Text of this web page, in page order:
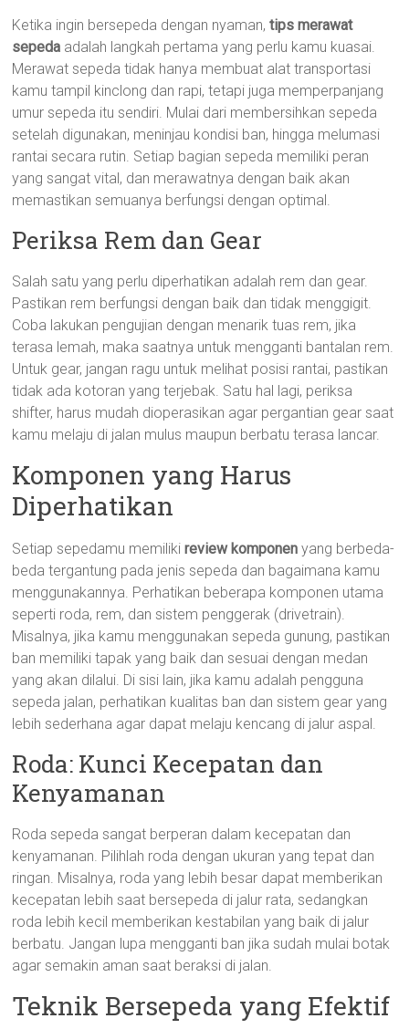
Ketika ingin bersepeda dengan nyaman,tips merawat
sepeda adalah langkah pertama yang perlu kamu kuasai.
Merawat sepeda tidak hanya membuat alat transportasi
kamu tampil kinclong dan rapi, tetapi juga memperpanjang
umur sepeda itu sendiri. Mulai dari membersihkan sepeda
setelah digunakan, meninjau kondisi ban, hingga melumasi
rantai secara rutin. Setiap bagian sepeda memiliki peran
yang sangat vital, dan merawatnya dengan baik akan
memastikan semuanya berfungsi dengan optimal.
Periksa Rem dan Gear
Salah satu yang perlu diperhatikan adalah rem dan gear.
Pastikan rem berfungsi dengan baik dan tidak menggigit.
Coba lakukan pengujian dengan menarik tuas rem, jika
terasa lemah, maka saatnya untuk mengganti bantalan rem.
Untuk gear, jangan ragu untuk melihat posisi rantai, pastikan
tidak ada kotoran yang terjebak. Satu hal lagi, periksa
shifter, harus mudah dioperasikan agar pergantian gear saat
kamu melaju di jalan mulus maupun berbatu terasa lancar.
Komponen yang Harus
Diperhatikan
Setiap sepedamu memilikireview komponen yang berbeda-
beda tergantung pada jenis sepeda dan bagaimana kamu
menggunakannya. Perhatikan beberapa komponen utama
seperti roda, rem, dan sistem penggerak (drivetrain).
Misalnya, jika kamu menggunakan sepeda gunung, pastikan
ban memiliki tapak yang baik dan sesuai dengan medan
yang akan dilalui. Di sisi lain, jika kamu adalah pengguna
sepeda jalan, perhatikan kualitas ban dan sistem gear yang
lebih sederhana agar dapat melaju kencang di jalur aspal.
Roda: Kunci Kecepatan dan
Kenyamanan
Roda sepeda sangat berperan dalam kecepatan dan
kenyamanan. Pilihlah roda dengan ukuran yang tepat dan
ringan. Misalnya, roda yang lebih besar dapat memberikan
kecepatan lebih saat bersepeda di jalur rata, sedangkan
roda lebih kecil memberikan kestabilan yang baik di jalur
berbatu. Jangan lupa mengganti ban jika sudah mulai botak
agar semakin aman saat beraksi di jalan.
Teknik Bersepeda yang Efektif